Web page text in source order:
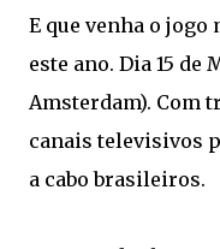
E que venha o
este ano. Dia 15 de
Amsterdam). Com
canais televisivos
a cabo brasileiros.